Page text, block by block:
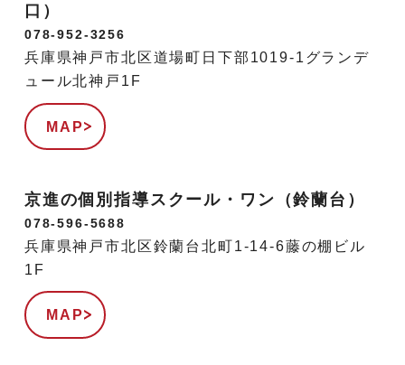
口）
078-952-3256
兵庫県神戸市北区道場町日下部1019-1グランデ
ュール北神戸1F
MAP
京進の個別指導スクール・ワン（鈴蘭台）
078-596-5688
兵庫県神戸市北区鈴蘭台北町1-14-6藤の棚ビル
1F
MAP